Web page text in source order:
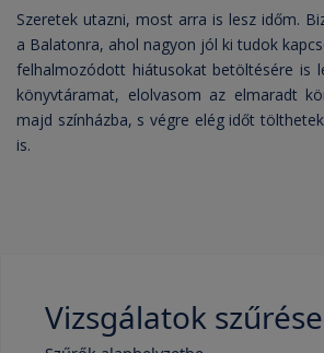
Szeretek utazni, most arra is lesz időm.
a Balatonra, ahol nagyon jól ki tudok
felhalmozódott hiátusokat betöltésére is
könyvtáramat, elolvasom az elmaradt
majd színházba, s végre elég időt
is.
Vizsgálatok szűrése